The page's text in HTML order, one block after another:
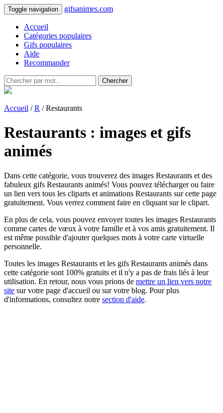
Toggle navigation gifsanimes.com
Accueil
Catégories populaires
Gifs populaires
Aide
Recommander
Chercher
Accueil /R / Restaurants
Restaurants : images et gifs
animés
Dans cette catégorie, vous trouverez des images Restaurants et des
fabuleux gifs Restaurants animés! Vous pouvez télécharger ou faire
un lien vers tous les cliparts et animations Restaurants sur cette page
gratuitement. Vous verrez comment faire en cliquant sur le clipart.
En plus de cela, vous pouvez envoyer toutes les images Restaurants
comme cartes de vœux à votre famille et à vos amis gratuitement. Il
est même possible d'ajouter quelques mots à votre carte virtuelle
personnelle.
Toutes les images Restaurants et les gifs Restaurants animés dans
cette catégorie sont 100% gratuits et il n'y a pas de frais liés à leur
utilisation. En retour, nous vous prions de mettre un lien vers notre
site sur votre page d'accueil ou sur votre blog. Pour plus
d'informations, consultez notre section d'aide.